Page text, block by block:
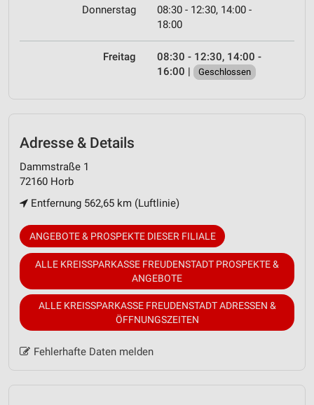
Donnerstag
08:30 - 12:30, 14:00 -
18:00
Freitag
08:30 - 12:30, 14:00 -
16:00 | Geschlossen
Adresse & Details
Dammstraße 1
72160 Horb
Entfernung 562,65 km (Luftlinie)
ANGEBOTE & PROSPEKTE DIESER FILIALE
ALLE KREISSPARKASSE FREUDENSTADT PROSPEKTE &
ANGEBOTE
ALLE KREISSPARKASSE FREUDENSTADT ADRESSEN &
ÖFFNUNGSZEITEN
Fehlerhafte Daten melden